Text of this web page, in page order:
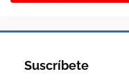
Suscríbete